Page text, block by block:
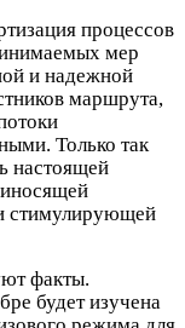
процессов
мер
и надежной
маршрута,
Только так
настоящей
стимулирующей
факты.
будет изучена